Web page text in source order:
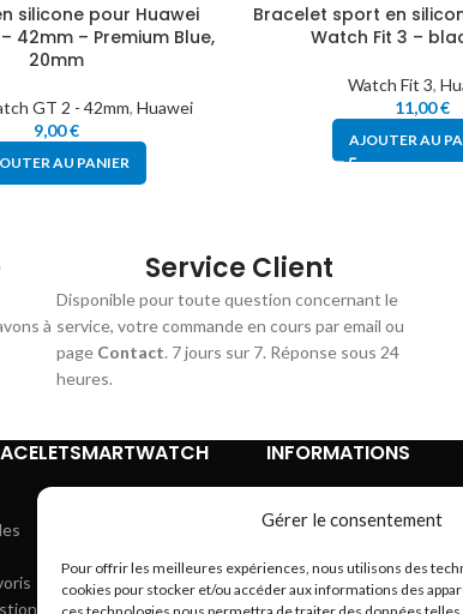
Gérer le consentement
Pour offrir les meilleures expériences, nous utilisons des
cookies pour stocker et/ou accéder aux informations des
silicone pour Huawei
42mm – Premium Blue,
20mm
GT 2 - 42mm, Huawei
9,00€
AU PANIER
Bracelet sport en
Watch Fit 3 –
Watch Fit 3,
11,00€
AJOUTER AU
à
Service Client
Disponible pour toute question concernant le
service, votre commande en cours par email ou
page Contact. 7 jours sur 7. Réponse sous 24
heures.
INFORMATIONS
Mentions légales
Retours et
Politique de